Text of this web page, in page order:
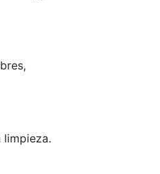
limpieza.